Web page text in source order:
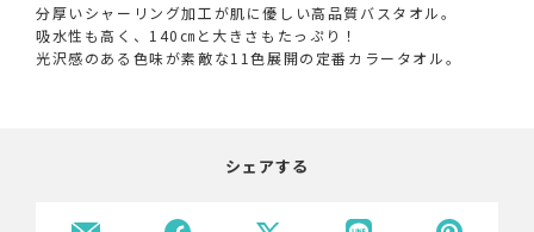
分厚いシャーリング加工が肌に優しい高品質バスタオル。
吸水性も高く、140㎝と大きさもたっぷり！
光沢感のある色味が素敵な11色展開の定番カラータオル。
シェアする